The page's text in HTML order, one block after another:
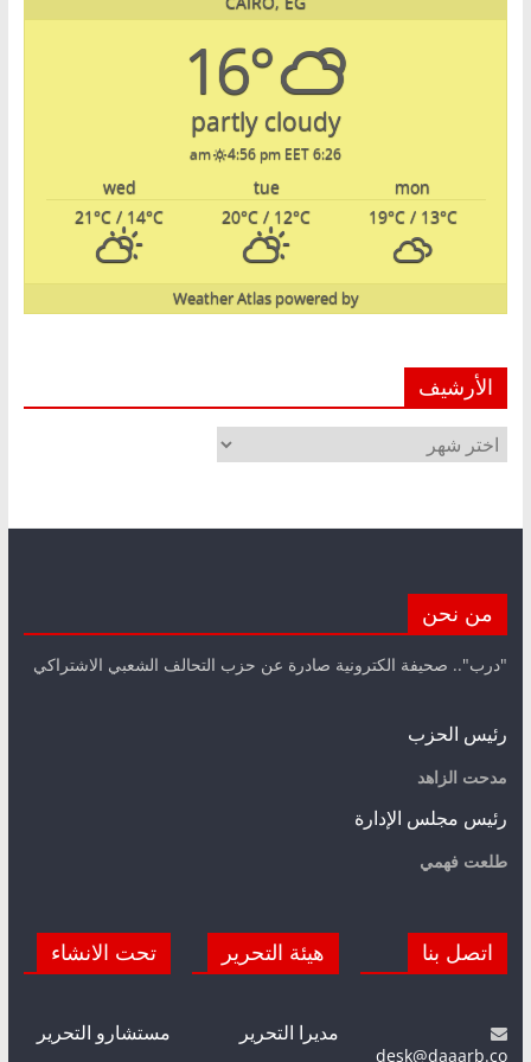
16°
partly cloudy
6:26 am
4:56 pm EET
mon
tue
wed
19°C/ 13°C
20°C / 12°C
21°C / 14°C
powered by
Weather Atlas
الأرشيف
الأرشيف
من نحن
"درب".. صحيفة الكترونية صادرة عن حزب التحالف الشعبي الاشتراكي
رئيس الحزب
مدحت الزاهد
رئيس مجلس الإدارة
طلعت فهمي
اتصل بنا
desk@daaarb.co
هيئة التحرير
مديرا التحرير
تحت الانشاء
مستشارو التحرير